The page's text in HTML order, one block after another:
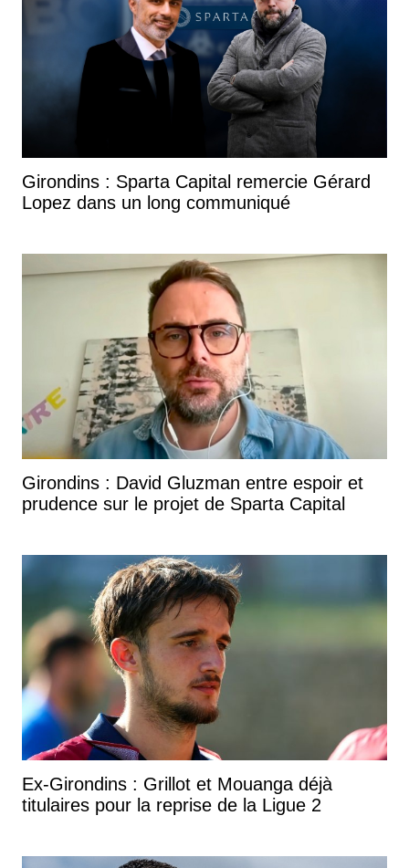
Girondins : Sparta Capital remercie Gérard
Lopez dans un long communiqué
Girondins : David Gluzman entre espoir et
prudence sur le projet de Sparta Capital
Ex-Girondins : Grillot et Mouanga déjà
titulaires pour la reprise de la Ligue 2